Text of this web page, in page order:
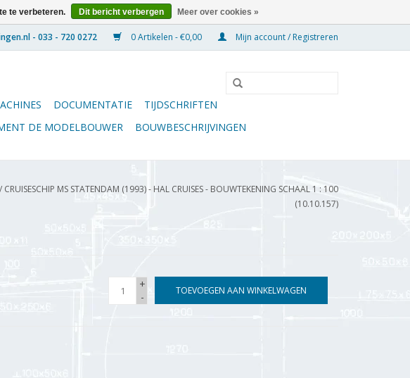
0 Artikelen - €0,00 Mijn account / Registreren
DOCUMENTATIE
TIJDSCHRIFTEN
DE MODELBOUWER BOUWBESCHRIJVINGEN
/ CRUISESCHIP MS STATENDAM (1993) - HAL CRUISES - BOUWTEKENING SCHAAL 1 : 100
(10.10.157)
+
-
TOEVOEGEN AAN WINKELWAGEN
te verbeteren. Dit bericht verbergen Meer over cookies »